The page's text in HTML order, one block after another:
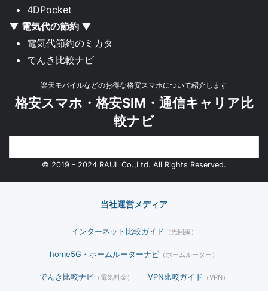
4DPocket
▼ 電気代の節約 ▼
電気代節約のミカタ
でんき比較ナビ
楽天モバイルなどのお得な格安スマホについて紹介します
格安スマホ・格安SIM・通信キャリア比
較ナビ
© 2019 - 2024 RAUL Co.,Ltd. All Rights Reserved.
当社運営メディア
インターネット比較ガイド （光回線）
home5G・ホームルーターナビ （ホームルーター）
でんき比較ナビ（電気料金） VPN比較ガイド （VPN）